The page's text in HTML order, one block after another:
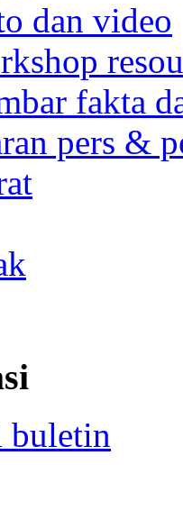
dan video
fakta
pers &